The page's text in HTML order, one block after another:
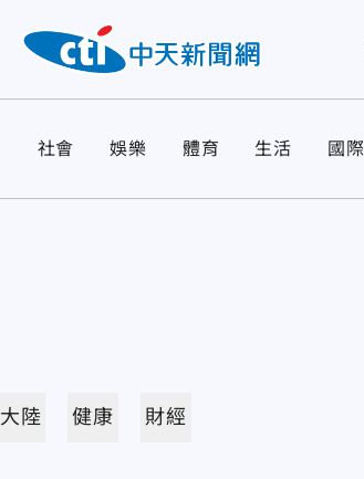
社會 娛樂 體育 生活 國際
大陸 健康 財經